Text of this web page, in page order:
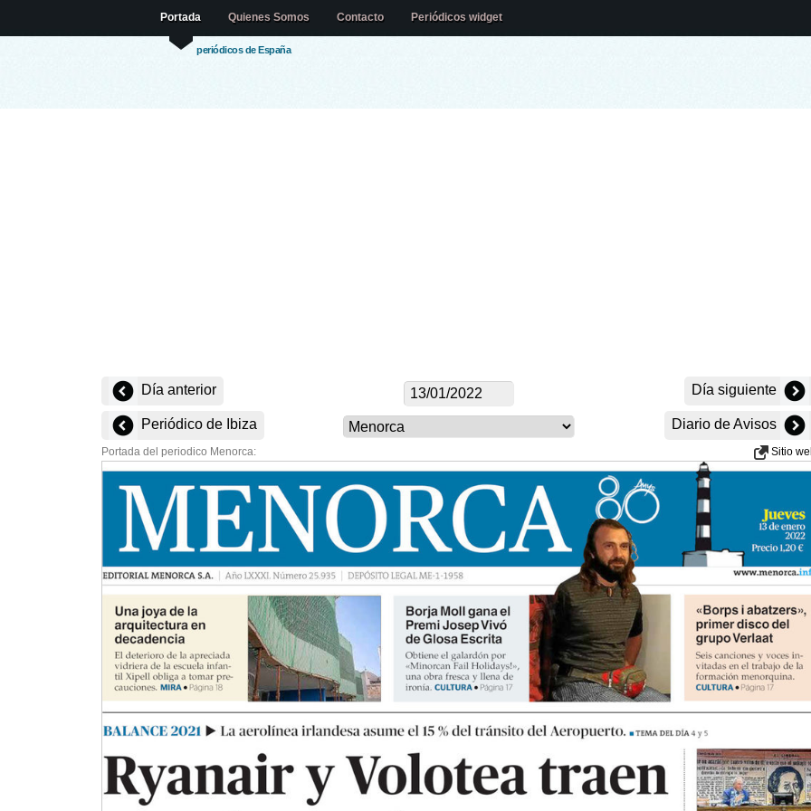
periódicos de España
Portada Quienes Somos Contacto Periódicos widget
Día anterior Día siguiente
Periódico de Ibiza Diario de Avisos
Portada del periodico Menorca: Sitio